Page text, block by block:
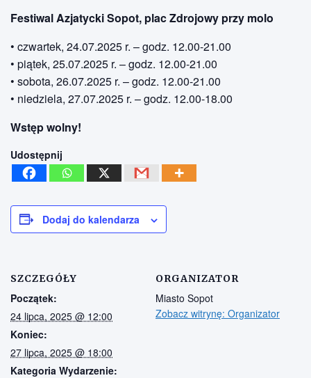
Festiwal Azjatycki Sopot, plac Zdrojowy przy molo
• czwartek, 24.07.2025 r. – godz. 12.00-21.00
• piątek, 25.07.2025 r. – godz. 12.00-21.00
• sobota, 26.07.2025 r. – godz. 12.00-21.00
• niedziela, 27.07.2025 r. – godz. 12.00-18.00
Wstęp wolny!
Udostępnij
Dodaj do kalendarza
SZCZEGÓŁY
Początek:
24 lipca, 2025 @ 12:00
Koniec:
27 lipca, 2025 @ 18:00
Kategoria Wydarzenie:
ORGANIZATOR
Miasto Sopot
Zobacz witrynę: Organizator